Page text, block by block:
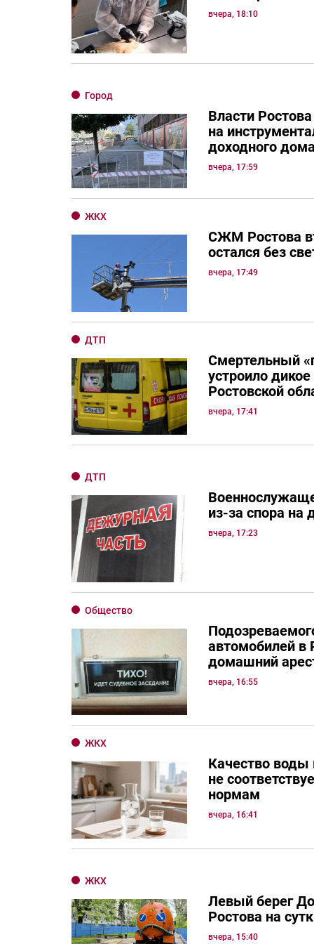
вчера, 18:10
Город
Власти
на
доходного
вчера, 17:59
ЖКХ
СЖМ Ростова
остался без
вчера, 17:49
ДТП
Смертельный
устроило
Ростовской
вчера, 17:41
ДТП
из-за спора на
вчера, 17:23
Общество
автомобилей в
домашний
вчера, 16:55
ЖКХ
Качество воды
не
нормам
вчера, 16:41
ЖКХ
Левый берег
Ростова на
вчера, 15:40